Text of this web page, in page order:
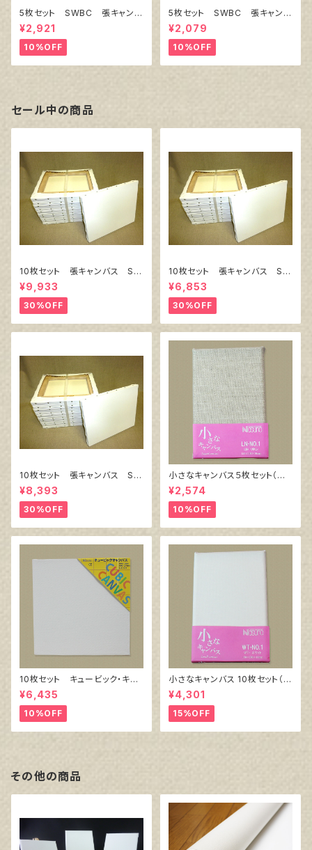
5枚セット SWBC 張キャンバ
ス F4
¥2,921
10%OFF
5枚セット SWBC 張キャンバ
ス SM
¥2,079
10%OFF
セール中の商品
10枚セット 張キャンバス Sn
owWhite SPC（綿・ポリエステ
ル）F8 455㎜×380㎜
¥9,933
30%OFF
10枚セット 張キャンバス Sn
owWhite SPC（綿・ポリエステ
ル）F4 333㎜×242㎜
¥6,853
30%OFF
10枚セット 張キャンバス Sn
owWhite SPC（綿・ポリエステ
ル）F6 410㎜×318㎜
¥8,393
30%OFF
小さなキャンバス５枚セット（麻
キャンバス裏面張り）
¥2,574
10%OFF
10枚セット キュービック・キャ
ンバス白（縦150㎜×横150㎜×
厚38㎜）
¥6,435
10%OFF
小さなキャンバス 10枚セット（ホ
ワイト塗りキャンバス張り）
¥4,301
15%OFF
その他の商品